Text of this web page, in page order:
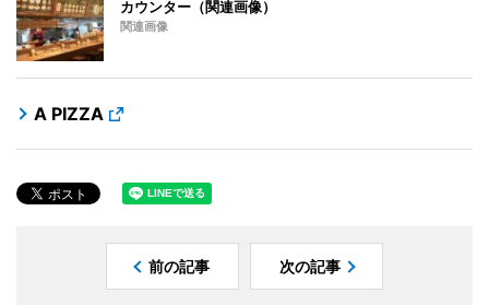
カウンター（関連画像）
関連画像
A PIZZA
前の記事 次の記事